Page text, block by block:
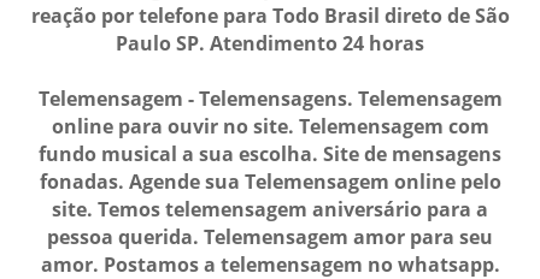
reação por telefone para Todo Brasil direto de São
Paulo SP. Atendimento 24 horas
Telemensagem - Telemensagens. Telemensagem
online para ouvir no site. Telemensagem com
fundo musical a sua escolha. Site de mensagens
fonadas. Agende sua Telemensagem online pelo
site. Temos telemensagem aniversário para a
pessoa querida. Telemensagem amor para seu
amor. Postamos a telemensagem no whatsapp.